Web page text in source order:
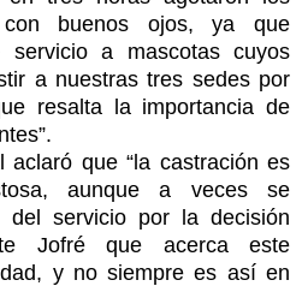
buenos ojos, ya que
servicio a mascotas cuyos
a nuestras tres sedes por
resalta la importancia de
aclaró que “la castración es
aunque a veces se
del servicio por la decisión
Jofré que acerca este
y no siempre es así en